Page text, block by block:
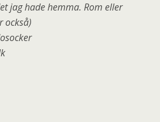
jag hade hemma. Rom eller
också)